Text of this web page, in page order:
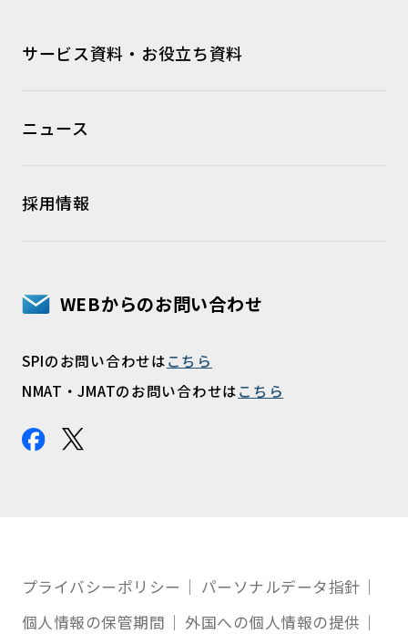
サービス資料・お役立ち資料
ニュース
採用情報
WEBからのお問い合わせ
SPIのお問い合わせはこちら
NMAT・JMATのお問い合わせはこちら
プライバシーポリシー
パーソナルデータ指針
個人情報の保管期間
外国への個人情報の提供